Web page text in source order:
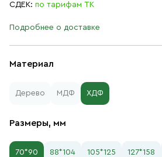
Материал
Дерево МДФ ХДФ
Размеры, мм
70*90 88*104 105*125 127*158
СДЕК: по тарифам ТК
Подробнее о доставке